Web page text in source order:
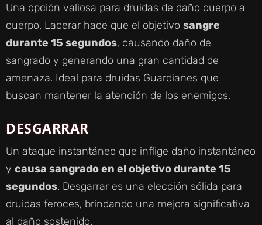
Una opción valiosa para druidas de daño cuerpo a
cuerpo. Lacerar hace que el objetivo sangre
durante 15 segundos, causando daño de
sangrado y generando una gran cantidad de
amenaza. Ideal para druidas Guardianes que
buscan mantener la atención de los enemigos.
DESGARRAR
Un ataque instantáneo que inflige daño instantáneo
y causa sangrado en el objetivo durante 15
segundos. Desgarrar es una elección sólida para
druidas feroces, brindando una mejora significativa
al daño sostenido.